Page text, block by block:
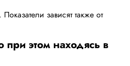
зависят также от
при этом находясь в